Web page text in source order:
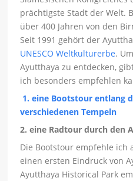
prächtigste Stadt der Welt.
über 400 Jahren von den
Seit 1991 gehört der
UNESCO Weltkulturerbe.
Ayutthaya zu entdecken,
ich besonders empfehlen
1. eine Bootstour entlang
verschiedenen Tempeln
2. eine Radtour durch den
Die Bootstour empfehle ich
einen ersten Eindruck von
Ayutthaya Historical Park